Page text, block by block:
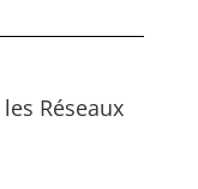
Réseaux